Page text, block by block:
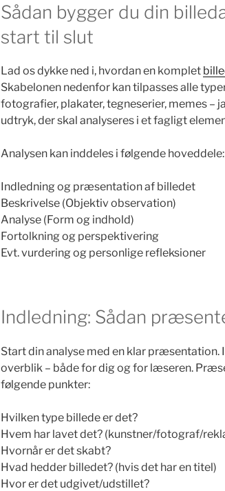
Sådan bygger du din
start til slut
Lad os dykke ned i, hvordan en komplet
Skabelonen nedenfor kan tilpasses alle
fotografier, plakater, tegneserier, memes –
udtryk, der skal analyseres i et fagligt
Analysen kan inddeles i følgende hoveddele:
Indledning og præsentation af billedet
Beskrivelse (Objektiv observation)
Analyse (Form og indhold)
Fortolkning og perspektivering
Evt. vurdering og personlige refleksioner
Indledning: Sådan
Start din analyse med en klar præsentation.
overblik – både for dig og for læseren.
følgende punkter:
Hvilken type billede er det?
Hvem har lavet det? (kunstner/fotograf/
Hvornår er det skabt?
Hvad hedder billedet? (hvis det har en titel)
Hvor er det udgivet/udstillet?